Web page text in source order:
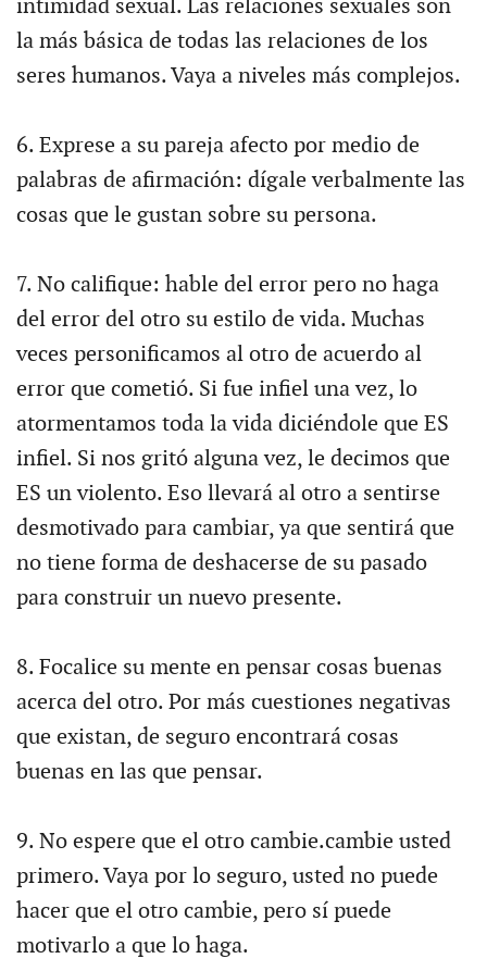
intimidad sexual. Las relaciones sexuales son
la más básica de todas las relaciones de los
seres humanos. Vaya a niveles más complejos.
6. Exprese a su pareja afecto por medio de
palabras de afirmación: dígale verbalmente las
cosas que le gustan sobre su persona.
7. No califique: hable del error pero no haga
del error del otro su estilo de vida. Muchas
veces personificamos al otro de acuerdo al
error que cometió. Si fue infiel una vez, lo
atormentamos toda la vida diciéndole que ES
infiel. Si nos gritó alguna vez, le decimos que
ES un violento. Eso llevará al otro a sentirse
desmotivado para cambiar, ya que sentirá que
no tiene forma de deshacerse de su pasado
para construir un nuevo presente.
8. Focalice su mente en pensar cosas buenas
acerca del otro. Por más cuestiones negativas
que existan, de seguro encontrará cosas
buenas en las que pensar.
9. No espere que el otro cambie.cambie usted
primero. Vaya por lo seguro, usted no puede
hacer que el otro cambie, pero sí puede
motivarlo a que lo haga.